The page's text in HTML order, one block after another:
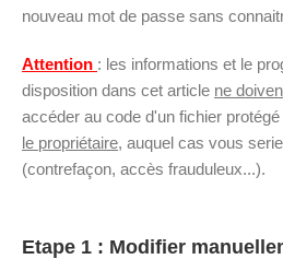
nouveau mot de passe sans
Attention : les informations et le
disposition dans cet article ne
accéder au code d'un fichier protégé
le propriétaire, auquel cas vous
(contrefaçon, accès frauduleux...).
Etape 1 : Modifier